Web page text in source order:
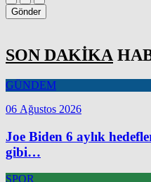
Gönder
SON DAKİKA
GÜNDEM
06 Ağustos 2026
Joe Biden 6 aylık
gibi…
SPOR